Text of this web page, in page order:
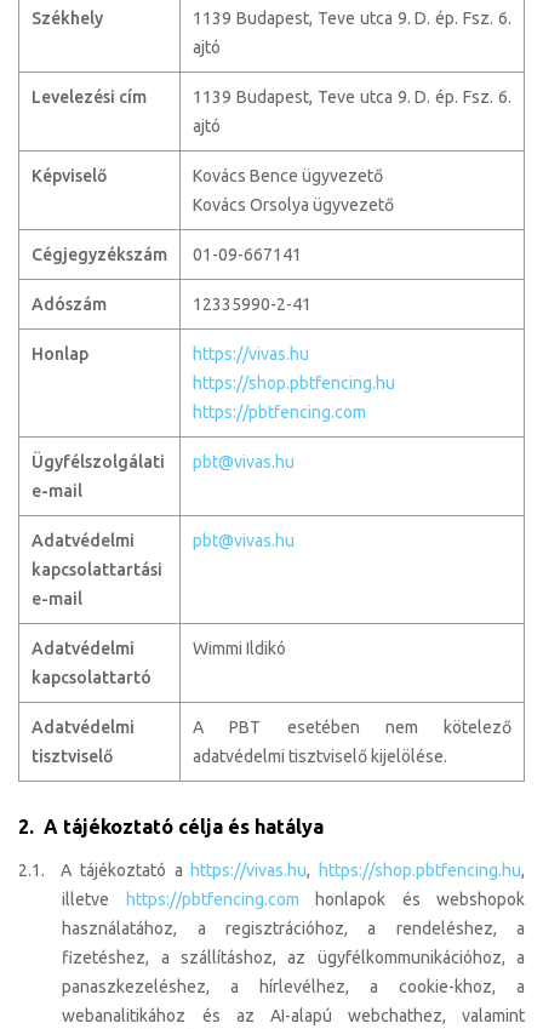
Székhely
1139 Budapest, Teve utca 9. D. ép. Fsz. 6.
ajtó
Levelezési cím
1139 Budapest, Teve utca 9. D. ép. Fsz. 6.
ajtó
Képviselő
Kovács Bence ügyvezető
Kovács Orsolya ügyvezető
Cégjegyzékszám 01-09-667141
Adószám 12335990-2-41
Honlap
https://vivas.hu
https://shop.pbtfencing.hu
https://pbtfencing.com
Ügyfélszolgálati
e-mail
pbt@vivas.hu
Adatvédelmi
kapcsolattartási
e-mail
pbt@vivas.hu
Adatvédelmi
kapcsolattartó
Wimmi Ildikó
Adatvédelmi
tisztviselő
A PBT esetében nem kötelező
adatvédelmi tisztviselő kijelölése.
2. A tájékoztató célja és hatálya
2.1. A tájékoztató a https://vivas.hu, https://shop.pbtfencing.hu,
illetve
https://pbtfencing.com honlapok és webshopok
használatához, a regisztrációhoz, a rendeléshez, a
fizetéshez, a szállításhoz, az ügyfélkommunikációhoz, a
panaszkezeléshez, a hírlevélhez, a cookie-khoz, a
webanalitikához és az AI-alapú webchathez, valamint